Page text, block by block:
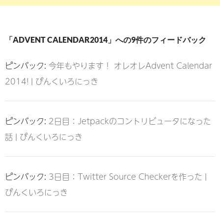
「ADVENT CALENDAR2014」への9件のフィードバック
ピンバック: 今年もやります！ オレオレAdvent Calendar
2014! | ぴんくいろにっき
ピンバック: 2日目：Jetpackのコントリビュータになった
話 | ぴんくいろにっき
ピンバック: 3日目：Twitter Source Checkerを作った |
ぴんくいろにっき